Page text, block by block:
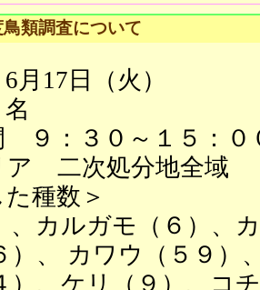
類調査について
月17日（火）
９：３０～１５：０
ア 二次処分地全域
種数＞
、カルガモ（６）、
）、 カワウ（５９）
）、ケリ（９）、コ